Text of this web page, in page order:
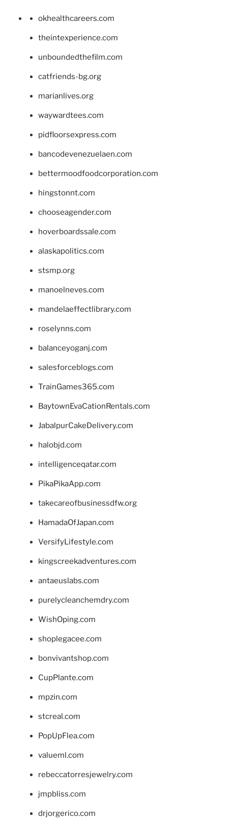
okhealthcareers.com
theintexperience.com
unboundedthefilm.com
catfriends-bg.org
marianlives.org
waywardtees.com
pidfloorsexpress.com
bancodevenezuelaen.com
bettermoodfoodcorporation.com
hingstonnt.com
chooseagender.com
hoverboardssale.com
alaskapolitics.com
stsmp.org
manoelneves.com
mandelaeffectlibrary.com
roselynns.com
balanceyoganj.com
salesforceblogs.com
TrainGames365.com
BaytownEvaCationRentals.com
JabalpurCakeDelivery.com
halobjd.com
intelligenceqatar.com
PikaPikaApp.com
takecareofbusinessdfw.org
HamadaOfJapan.com
VersifyLifestyle.com
kingscreekadventures.com
antaeuslabs.com
purelycleanchemdry.com
WishOping.com
shoplegacee.com
bonvivantshop.com
CupPlante.com
mpzin.com
stcreal.com
PopUpFlea.com
valueml.com
rebeccatorresjewelry.com
jmpbliss.com
drjorgerico.com